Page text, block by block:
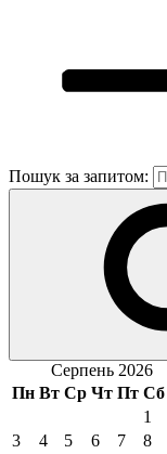
Пошук за запитом:
Серпень 2026
Пн Вт Ср Чт Пт Сб
1
3
4 5 6 7 8